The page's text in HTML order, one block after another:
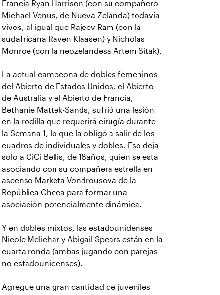
Francia Ryan Harrison (con su compañero
Michael Venus, de Nueva Zelanda) todavía
vivos, al igual que Rajeev Ram (con la
sudafricana Raven Klaasen) y Nicholas
Monroe (con la neozelandesa Artem Sitak).
La actual campeona de dobles femeninos
del Abierto de Estados Unidos, el Abierto
de Australia y el Abierto de Francia,
Bethanie Mattek-Sands, sufrió una lesión
en la rodilla que requerirá cirugía durante
la Semana 1, lo que la obligó a salir de los
cuadros de individuales y dobles. Eso deja
solo a CiCi Bellis, de 18años, quien se está
asociando con su compañera estrella en
ascenso Marketa Vondrousova de la
República Checa para formar una
asociación potencialmente dinámica.
Y en dobles mixtos, las estadounidenses
Nicole Melichar y Abigail Spears están en la
cuarta ronda (ambas jugando con parejas
no estadounidenses).
Agregue una gran cantidad de juveniles